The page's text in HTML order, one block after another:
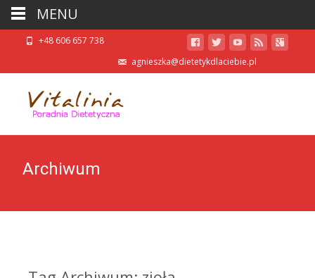
+48 606 657 738
agnieszka@dietetykdlaciebie.pl
Archiwum
MENU